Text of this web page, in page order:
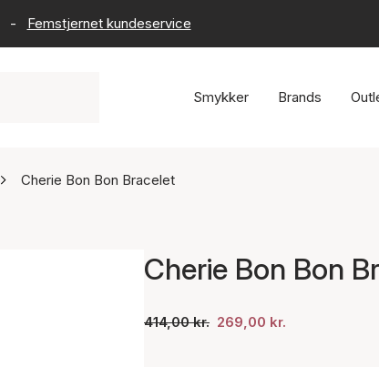
- Femstjernet kundeservice
Smykker Brands
Cherie Bon Bon Bracelet
Cherie Bon Bon
414,00 kr. 269,00 kr.